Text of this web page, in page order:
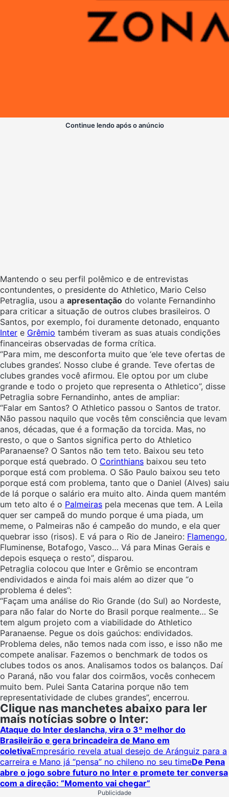
Continue lendo após o anúncio
Mantendo o seu perfil polêmico e de entrevistas
contundentes, o presidente do Athletico, Mario Celso
Petraglia, usou a apresentação do volante Fernandinho
para criticar a situação de outros clubes brasileiros. O
Santos, por exemplo, foi duramente detonado, enquanto
Inter e Grêmio também tiveram as suas atuais condições
financeiras observadas de forma crítica.
“Para mim, me desconforta muito que ‘ele teve ofertas de
clubes grandes’. Nosso clube é grande. Teve ofertas de
clubes grandes você afirmou. Ele optou por um clube
grande e todo o projeto que representa o Athletico”, disse
Petraglia sobre Fernandinho, antes de ampliar:
“Falar em Santos? O Athletico passou o Santos de trator.
Não passou naquilo que vocês têm consciência que levam
anos, décadas, que é a formação da torcida. Mas, no
resto, o que o Santos significa perto do Athletico
Paranaense? O Santos não tem teto. Baixou seu teto
porque está quebrado. O Corinthians baixou seu teto
porque está com problema. O São Paulo baixou seu teto
porque está com problema, tanto que o Daniel (Alves) saiu
de lá porque o salário era muito alto. Ainda quem mantém
um teto alto é o Palmeiras pela mecenas que tem. A Leila
quer ser campeã do mundo porque é uma piada, um
meme, o Palmeiras não é campeão do mundo, e ela quer
quebrar isso (risos). E vá para o Rio de Janeiro: Flamengo,
Fluminense, Botafogo, Vasco… Vá para Minas Gerais e
depois esqueça o resto”, disparou.
Petraglia colocou que Inter e Grêmio se encontram
endividados e ainda foi mais além ao dizer que “o
problema é deles”:
“Façam uma análise do Rio Grande (do Sul) ao Nordeste,
para não falar do Norte do Brasil porque realmente… Se
tem algum projeto com a viabilidade do Athletico
Paranaense. Pegue os dois gaúchos: endividados.
Problema deles, não temos nada com isso, e isso não me
compete analisar. Fazemos o benchmark de todos os
clubes todos os anos. Analisamos todos os balanços. Daí
o Paraná, não vou falar dos coirmãos, vocês conhecem
muito bem. Pulei Santa Catarina porque não tem
representatividade de clubes grandes”, encerrou.
Clique nas manchetes abaixo para ler
mais notícias sobre o Inter:
Ataque do Inter deslancha, vira o 3º melhor do
Brasileirão e gera brincadeira de Mano em
coletivaEmpresário revela atual desejo de Aránguiz para a
carreira e Mano já “pensa” no chileno no seu timeDe Pena
abre o jogo sobre futuro no Inter e promete ter conversa
com a direção: “Momento vai chegar”
Publicidade